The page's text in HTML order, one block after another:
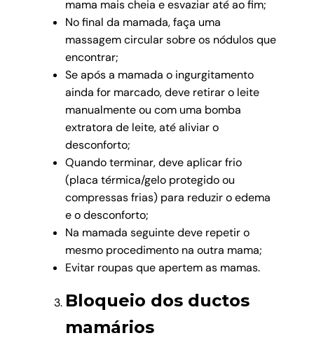
mama mais cheia e esvaziar até ao fim;
No final da mamada, faça uma
massagem circular sobre os nódulos que
encontrar;
Se após a mamada o ingurgitamento
ainda for marcado, deve retirar o leite
manualmente ou com uma bomba
extratora de leite, até aliviar o
desconforto;
Quando terminar, deve aplicar frio
(placa térmica/gelo protegido ou
compressas frias) para reduzir o edema
e o desconforto;
Na mamada seguinte deve repetir o
mesmo procedimento na outra mama;
Evitar roupas que apertem as mamas.
Bloqueio dos ductos
mamários